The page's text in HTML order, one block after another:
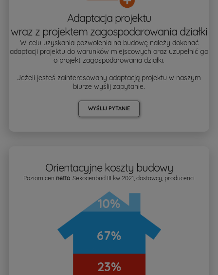
Adaptacja projektu
wraz z projektem zagospodarowania działki
W celu uzyskania pozwolenia na budowę należy dokonać
adaptacji projektu do warunków miejscowych oraz uzupełnić go
o projekt zagospodarowania działki.
Jeżeli jesteś zainteresowany adaptacją projektu w naszym
biurze wyślij zapytanie.
WYŚLIJ PYTANIE
Orientacyjne koszty budowy
Poziom cen netto: Sekocenbud III kw 2021, dostawcy, producenci
10%
67%
23%